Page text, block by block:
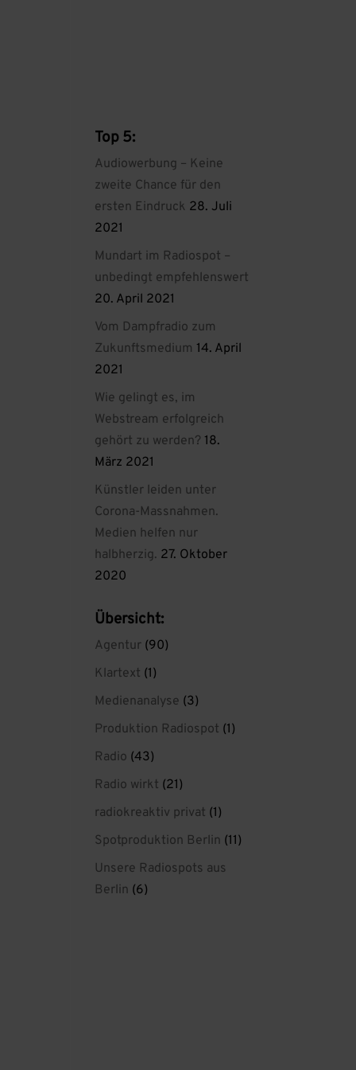
Top 5:
Audiowerbung – Keine
zweite Chance für den
ersten Eindruck 28. Juli
2021
Mundart im Radiospot –
unbedingt empfehlenswert
20. April 2021
Vom Dampfradio zum
Zukunftsmedium 14. April
2021
Wie gelingt es, im
Webstream erfolgreich
gehört zu werden? 18.
März 2021
Künstler leiden unter
Corona-Massnahmen.
Medien helfen nur
halbherzig. 27. Oktober
2020
Übersicht:
Agentur (90)
Klartext (1)
Medienanalyse (3)
Produktion Radiospot (1)
Radio (43)
Radio wirkt (21)
radiokreaktiv privat (1)
Spotproduktion Berlin (11)
Unsere Radiospots aus
Berlin (6)